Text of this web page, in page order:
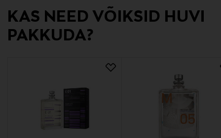
TMC NORDIC AB
Hammarbybacken 27, 120 30 Stockholm, Sweden
KAS NEED VÕIKSID HUVI
PAKKUDA?